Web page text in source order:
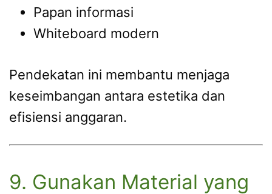
Papan informasi
Whiteboard modern
Pendekatan ini membantu menjaga
keseimbangan antara estetika dan
efisiensi anggaran.
9. Gunakan Material yang